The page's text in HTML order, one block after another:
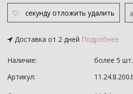
секунду отложить удалить
Доставка от 2 дней Подробнее
Наличие:
более 5 шт.
Артикул: